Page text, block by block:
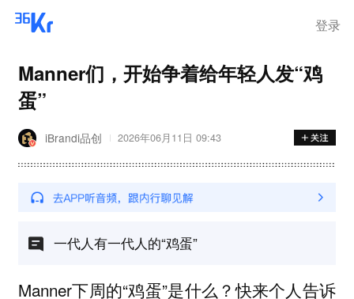
登录
Manner们，开始争着给年轻人发“鸡
蛋”
iBrandi品创 2026年06月11日 09:43
一代人有一代人的“鸡蛋”
Manner下周的“鸡蛋”是什么？快来个人告诉